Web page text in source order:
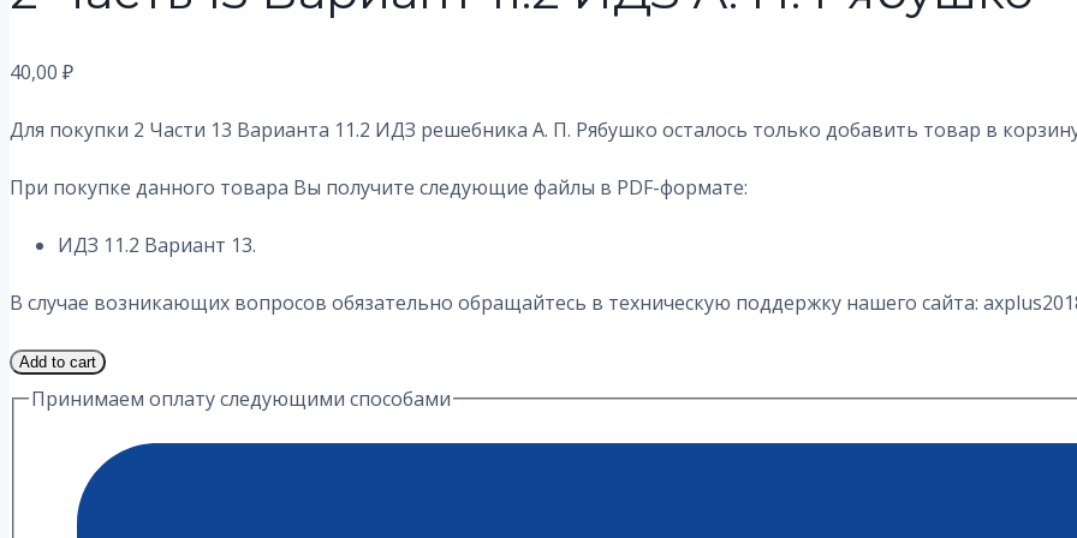
40,00 ₽
Для покупки 2 Части 13 Варианта 11.2 ИДЗ решебника А. П. Рябушко осталось только добавить товар в
При покупке данного товара Вы получите следующие файлы в PDF-формате:
ИДЗ 11.2 Вариант 13.
В случае возникающих вопросов обязательно обращайтесь в техническую поддержку нашего сайта:
2
Часть
Вариант
Add to cart
Принимаем оплату следующими способами